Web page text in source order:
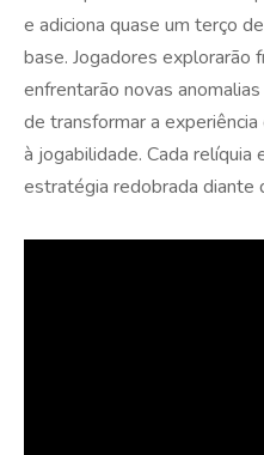
e adiciona quase um terço
base. Jogadores explorarão
enfrentarão novas
de transformar a
à jogabilidade. Cada relíquia
estratégia redobrada diante